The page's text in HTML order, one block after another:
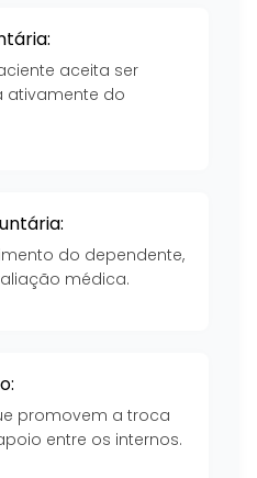
aceita ser
ativamente do
do dependente,
médica.
promovem a troca
entre os internos.